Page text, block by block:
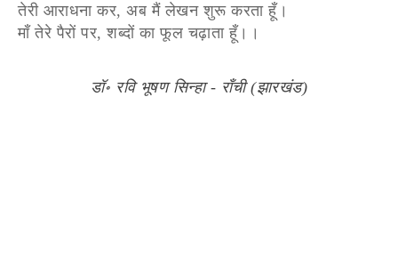
तेरी आराधना कर, अब मैं‌ लेखन शुरू करता हूँ।
माँ तेरे पैरों पर, शब्दों का फूल चढ़ाता हूँ।।
डॉ॰ रवि भूषण सिन्हा - राँची (झारखंड)